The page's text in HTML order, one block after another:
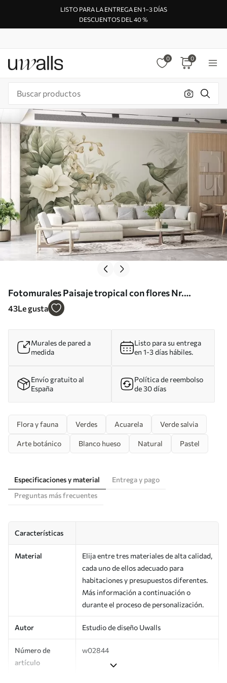
LISTO PARA LA ENTREGA EN 1–3 DÍAS
DESCUENTOS DEL 40 %
0 0
Fotomurales Paisaje tropical con flores Nr.
w02844
43Le gusta
Murales de pared a
medida
Listo para su entrega
en 1-3 días hábiles.
Envío gratuito al
España
Política de reembolso
de 30 días
Flora y fauna Verdes Acuarela Verde salvia
Arte botánico Blanco hueso Natural Pastel
Especificaciones y material
Entrega y pago
Preguntas más frecuentes
Características
Material
Elija entre tres materiales de alta calidad,
cada uno de ellos adecuado para
habitaciones y presupuestos diferentes.
Más información a continuación o
durante el proceso de personalización.
Autor Estudio de diseño Uwalls
Número de
artículo
w02844